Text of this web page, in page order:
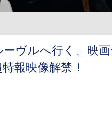
ーヴルへ行く』映
報映像解禁！